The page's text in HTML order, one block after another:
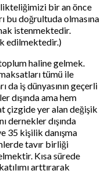
bir an önce
bu doğrultuda olmasına
istenmektedir.
edilmektedir.)
haline gelmek.
tümü ile
iş dünyasının geçerli
dışında ama hem
çizgide yer alan değişik
dernekler dışında
35 kişilik danışma
tavır birliği
Kısa sürede
arttırarak